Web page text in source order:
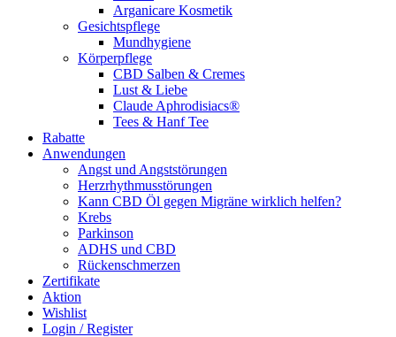
Arganicare Kosmetik
Gesichtspflege
Mundhygiene
Körperpflege
CBD Salben & Cremes
Lust & Liebe
Claude Aphrodisiacs®
Tees & Hanf Tee
Rabatte
Anwendungen
Angst und Angststörungen
Herzrhythmusstörungen
Kann CBD Öl gegen Migräne wirklich helfen?
Krebs
Parkinson
ADHS und CBD
Rückenschmerzen
Zertifikate
Aktion
Wishlist
Login / Register